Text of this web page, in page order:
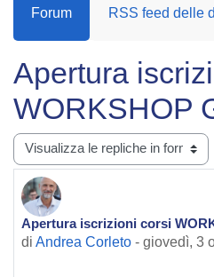
Forum RSS feed delle
Apertura
WORKSHOP
Modalità visualizzazione
Apertura iscrizioni corsi
di Andrea Corleto - giovedì, 3
Numero di risposte: 0